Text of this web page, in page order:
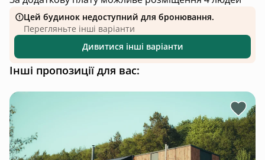
Цей будинок недоступний для бронювання.
Перегляньте інші варіанти
Дивитися інші варіанти
Інші пропозиції для вас: